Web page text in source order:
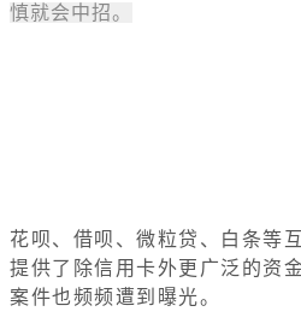
慎就会中招。
花呗、借呗、微粒贷、白条等
提供了除信用卡外更广泛的资
案件也频频遭到曝光。